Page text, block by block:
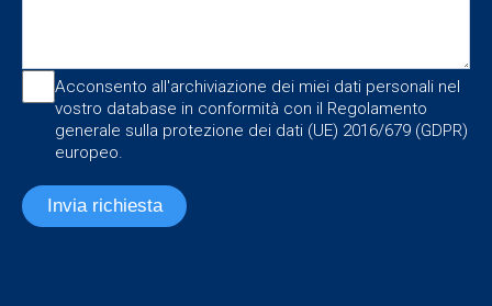
Acconsento all'archiviazione dei miei dati personali nel
vostro database in conformità con il Regolamento
generale sulla protezione dei dati (UE) 2016/679 (GDPR)
europeo.
Invia richiesta